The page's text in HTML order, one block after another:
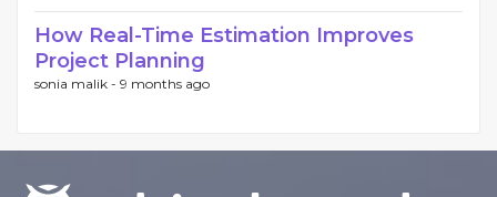
How Real-Time Estimation Improves
Project Planning
sonia malik - 9 months ago